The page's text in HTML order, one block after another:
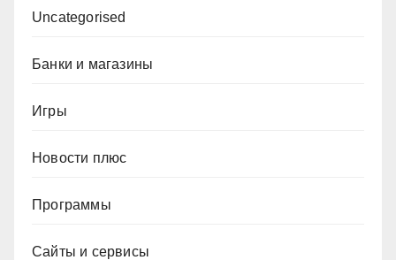
Uncategorised
Банки и магазины
Игры
Новости плюс
Программы
Сайты и сервисы